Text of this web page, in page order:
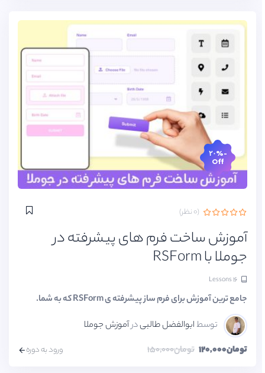
-۲۰%
Off
آموزش ساخت فرم های پیشرفته در
جوملا با RSForm
۱۶ Lessons
جامع ترین آموزش برای فرم ساز پیشرفته ی RSForm که به شما.
توسطابوالفضل طالبیدرآموزش جوملا
تومان۱۲۰,۰۰۰
تومان۱۵۰,۰۰۰ ورود به دوره